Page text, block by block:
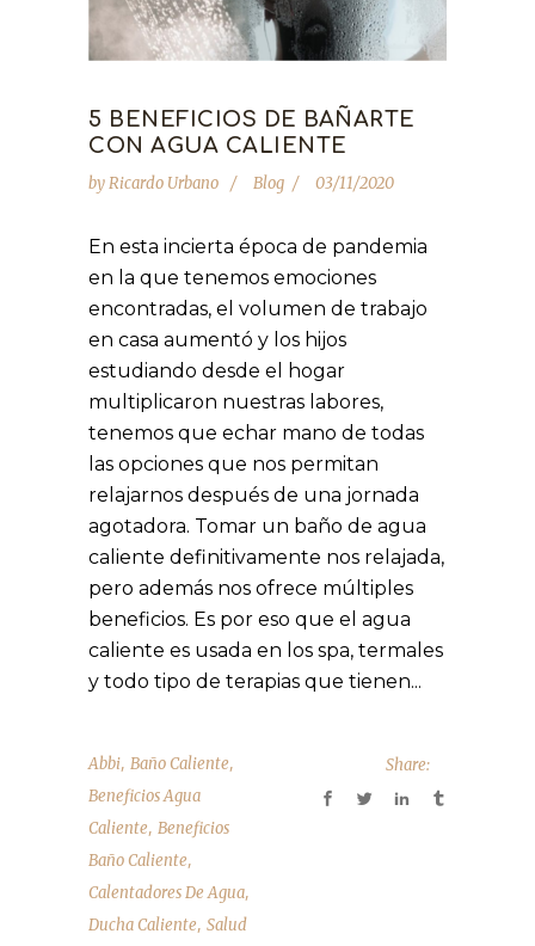
5 BENEFICIOS DE BAÑARTE
CON AGUA CALIENTE
byRicardo Urbano Blog 03/11/2020
En esta incierta época de pandemia
en la que tenemos emociones
encontradas, el volumen de trabajo
en casa aumentó y los hijos
estudiando desde el hogar
multiplicaron nuestras labores,
tenemos que echar mano de todas
las opciones que nos permitan
relajarnos después de una jornada
agotadora. Tomar un baño de agua
caliente definitivamente nos relajada,
pero además nos ofrece múltiples
beneficios. Es por eso que el agua
caliente es usada en los spa, termales
y todo tipo de terapias que tienen...
Abbi, Baño Caliente,
Beneficios Agua
Caliente, Beneficios
Baño Caliente,
Calentadores De Agua,
Ducha Caliente, Salud
Share: